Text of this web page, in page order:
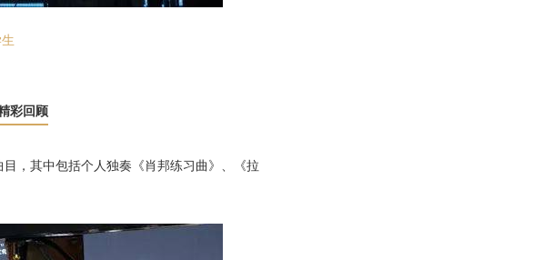
彩回顾
，其中包括个人独奏《肖邦练习曲》、《拉